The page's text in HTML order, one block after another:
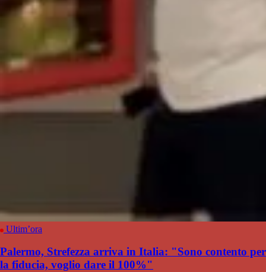
Ultim’ora
Palermo, Strefezza arriva in Italia: "Sono contento per
la fiducia, voglio dare il 100%"